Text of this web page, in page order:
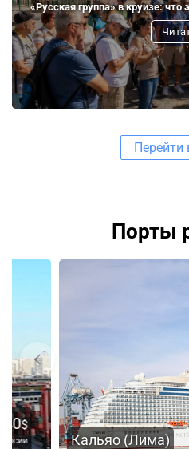
«Русская группа» в круизе: что
Перейти
Порты
Кальяо (Лима)